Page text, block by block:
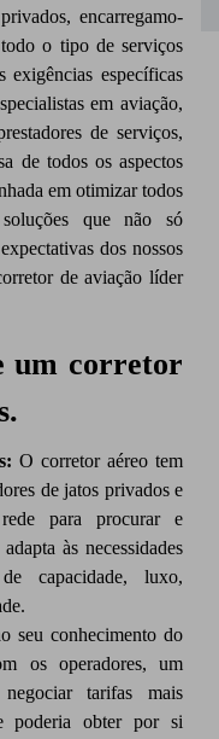
encarregamo-
o tipo de serviços
exigências específicas
em aviação,
de serviços,
de todos os aspectos
em otimizar todos
que não só
dos nossos
de aviação líder
um corretor
O corretor aéreo tem
de jatos privados e
para procurar e
às necessidades
capacidade, luxo,
seu conhecimento do
os operadores, um
tarifas mais
poderia obter por si